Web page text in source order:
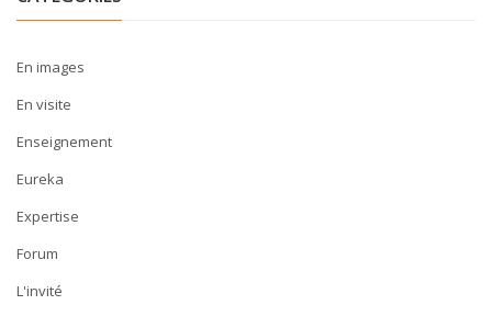
En images
En visite
Enseignement
Eureka
Expertise
Forum
L'invité